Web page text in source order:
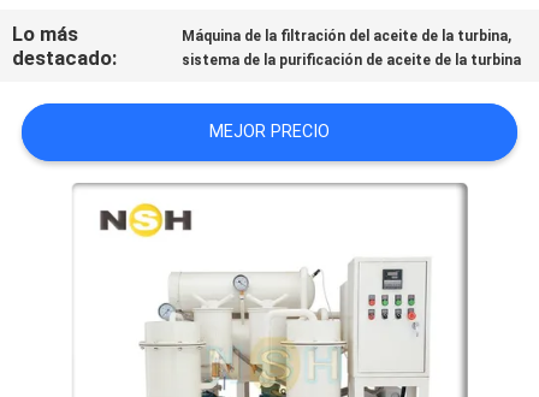
NOTICIAS
PIDA
UNA
CITA
Lo más
destacado:
Máquina de la filtración del aceite de la turbina,
sistema de la purificación de aceite de la turbina
MEJOR PRECIO